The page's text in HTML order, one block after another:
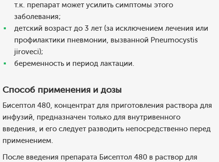
т.к. препарат может усилить симптомы этого
заболевания;
детский возраст до 3 лет (за исключением лечения или
профилактики пневмонии, вызванной Pneumocystis
jiroveci);
беременность и период лактации.
Способ применения и дозы
Бисептол 480, концентрат для приготовления раствора для
инфузий, предназначен только для внутривенного
введения, и его следует разводить непосредственно перед
применением.
После введения препарата Бисептол 480 в раствор для